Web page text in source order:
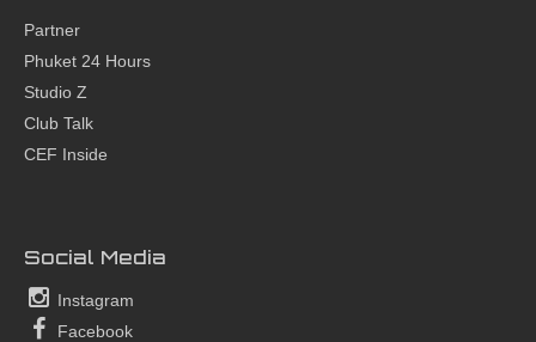
Partner
Phuket 24 Hours
Studio Z
Club Talk
CEF Inside
Social Media
Instagram
Facebook